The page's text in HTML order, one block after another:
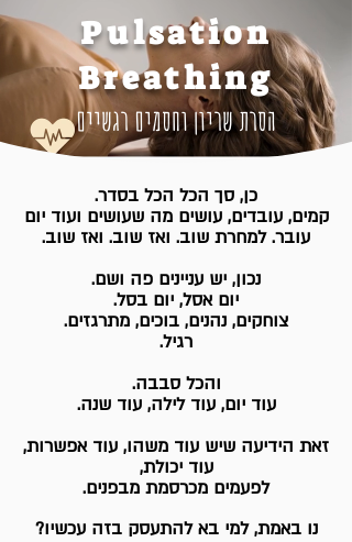
Pulsation
Breathing
הסרת שריון וחסמים רגשיים
כן, סך הכל הכל בסדר.
קמים, עובדים, עושים מה שעושים ועוד יום
עובר. למחרת שוב. ואז שוב. ואז שוב.
נכון, יש עניינים פה ושם.
יום אסל, יום בסל.
צוחקים, נהנים, בוכים, מתרגזים.
רגיל.
והכל סבבה.
עוד יום, עוד לילה, עוד שנה.
זאת הידיעה שיש עוד משהו, עוד אפשרות,
עוד יכולת,
לפעמים מכרסמת מבפנים.
נו באמת, למי בא להתעסק בזה עכשיו?